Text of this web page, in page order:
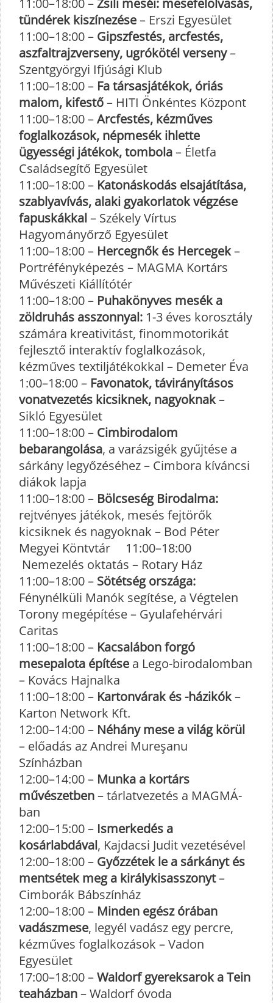
11:00–18:00 –Zsili meséi: mesefelolvasás,
tündérek kiszínezése– Erszi Egyesület
11:00–18:00 – Gipszfestés, arcfestés,
aszfaltrajzverseny, ugrókötél verseny–
Szentgyörgyi Ifjúsági Klub
11:00–18:00 – Fa társasjátékok, óriás
malom, kifestő– HITI Önkéntes Központ
11:00–18:00 –Arcfestés, kézműves
foglalkozások, népmesék ihlette
ügyességi játékok, tombola– Életfa
Családsegítő Egyesület
11:00–18:00 – Katonáskodás elsajátítása,
szablyavívás, alaki gyakorlatok végzése
fapuskákkal– Székely Vírtus
Hagyományőrző Egyesület
11:00–18:00 – Hercegnők és Hercegek–
Portréfényképezés – MAGMA Kortárs
Művészeti Kiállítótér
11:00–18:00 – Puhakönyves mesék a
zöldruhás asszonnyal: 1-3 éves korosztály
számára kreativitást, finommotorikát
fejlesztő interaktív foglalkozások,
kézműves textiljátékokkal – Demeter Éva
1:00–18:00 – Favonatok, távirányításos
vonatvezetés kicsiknek, nagyoknak–
Sikló Egyesület
11:00–18:00 – Cimbirodalom
bebarangolása, a varázsigék gyűjtése a
sárkány legyőzéséhez – Cimbora kíváncsi
diákok lapja
11:00–18:00 – Bölcseség Birodalma:
rejtvényes játékok, mesés fejtörők
kicsiknek és nagyoknak – Bod Péter
Megyei Köntvtár 11:00–18:00
Nemezelés oktatás – Rotary Ház
11:00–18:00 – Sötétség országa:
Fénynélküli Manók segítése, a Végtelen
Torony megépítése – Gyulafehérvári
Caritas
11:00–18:00 – Kacsalábon forgó
mesepalota építése a Lego-birodalomban
– Kovács Hajnalka
11:00–18:00 – Kartonvárak és -házikók–
Karton Network Kft.
12:00–14:00 – Néhány mese a világ körül
– előadás az Andrei Mureşanu
Színházban
12:00–14:00 – Munka a kortárs
művészetben– tárlatvezetés a MAGMÁ-
ban
12:00–15:00 – Ismerkedés a
kosárlabdával, Kajdacsi Judit vezetésével
12:00–18:00 – Győzzétek le a sárkányt és
mentsétek meg a királykisasszonyt–
Cimborák Bábszínház
12:00–18:00 – Minden egész órában
vadászmese, legyél vadász egy percre,
kézműves foglalkozások – Vadon
Egyesület
17:00–18:00 –Waldorf gyereksarok a Tein
teaházban– Waldorf óvoda